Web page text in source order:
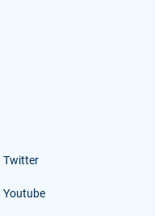
Twitter
Youtube